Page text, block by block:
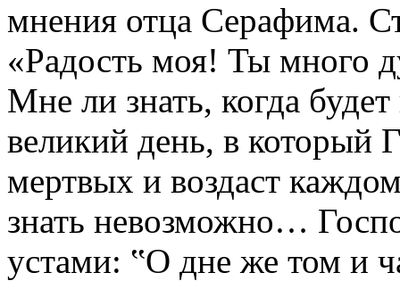
мнения отца Серафима.
«Радость моя! Ты много
Мне ли знать, когда
великий день, в который
мертвых и воздаст
знать невозможно…
устами: ‟О дне же том и